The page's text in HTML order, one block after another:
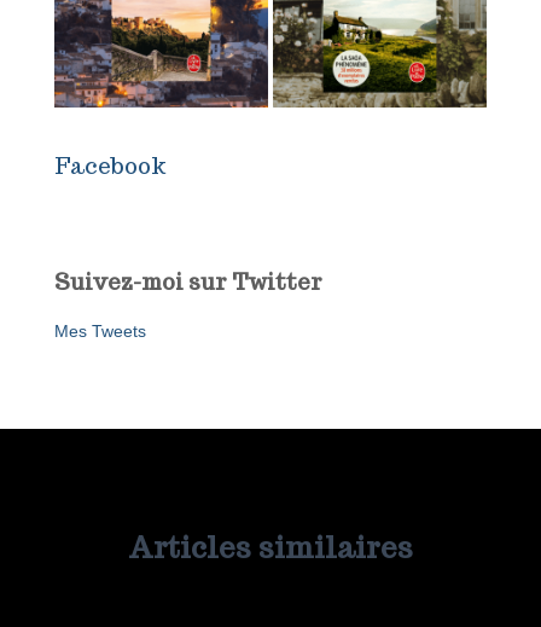
Facebook
Suivez-moi sur Twitter
Mes Tweets
Articles similaires